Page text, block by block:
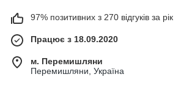
97% позитивних з 270 відгуків за рік
Працює з 18.09.2020
м. Перемишляни
Перемишляни, Україна